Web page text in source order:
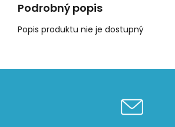
Podrobný popis
Popis produktu nie je dostupný